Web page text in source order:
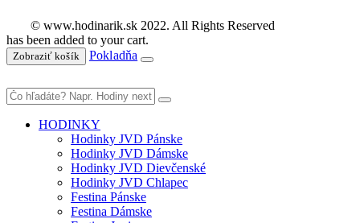
© www.hodinarik.sk 2022. All Rights Reserved
has been added to your cart.
Zobraziť košík Pokladňa
HODINKY
Hodinky JVD Pánske
Hodinky JVD Dámske
Hodinky JVD Dievčenské
Hodinky JVD Chlapec
Festina Pánske
Festina Dámske